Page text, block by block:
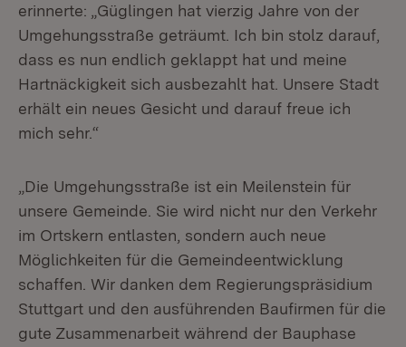
erinnerte: „Güglingen hat vierzig Jahre von der
Umgehungsstraße geträumt. Ich bin stolz darauf,
dass es nun endlich geklappt hat und meine
Hartnäckigkeit sich ausbezahlt hat. Unsere Stadt
erhält ein neues Gesicht und darauf freue ich
mich sehr.“
„Die Umgehungsstraße ist ein Meilenstein für
unsere Gemeinde. Sie wird nicht nur den Verkehr
im Ortskern entlasten, sondern auch neue
Möglichkeiten für die Gemeindeentwicklung
schaffen. Wir danken dem Regierungspräsidium
Stuttgart und den ausführenden Baufirmen für die
gute Zusammenarbeit während der Bauphase